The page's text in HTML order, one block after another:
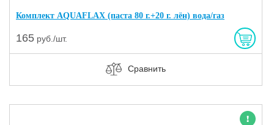
Комплект AQUAFLAX (паста 80 г.+20 г. лён) вода/газ
165 руб./шт.
Сравнить